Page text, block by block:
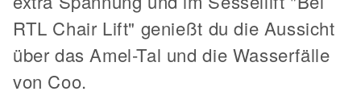
RTL Chair Lift" genießt du die Aussicht
über das Amel-Tal und die Wasserfälle
von Coo.